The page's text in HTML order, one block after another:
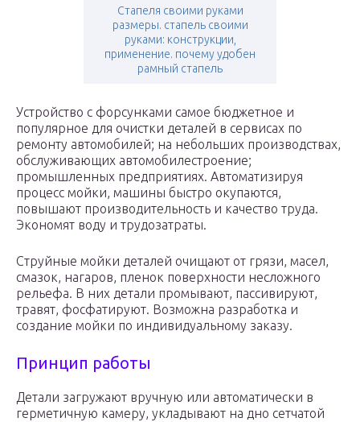
Стапеля своими руками
размеры. стапель своими
руками: конструкции,
применение. почему удобен
рамный стапель
Устройство с форсунками самое бюджетное и
популярное для очистки деталей в сервисах по
ремонту автомобилей; на небольших производствах,
обслуживающих автомобилестроение;
промышленных предприятиях. Автоматизируя
процесс мойки, машины быстро окупаются,
повышают производительность и качество труда.
Экономят воду и трудозатраты.
Струйные мойки деталей очищают от грязи, масел,
смазок, нагаров, пленок поверхности несложного
рельефа. В них детали промывают, пассивируют,
травят, фосфатируют. Возможна разработка и
создание мойки по индивидуальному заказу.
Принцип работы
Детали загружают вручную или автоматически в
герметичную камеру, укладывают на дно сетчатой